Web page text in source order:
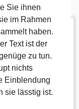
Sie ihnen
im Rahmen
haben.
Text ist der
zu tun.
nichts
Einblendung
sie lässtig ist.